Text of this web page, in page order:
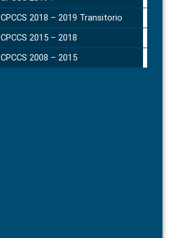
CPCCS 2018 – 2019 Transitorio
CPCCS 2015 – 2018
CPCCS 2008 – 2015